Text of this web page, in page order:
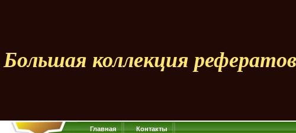
Большая коллекция рефератов
Главная Контакты